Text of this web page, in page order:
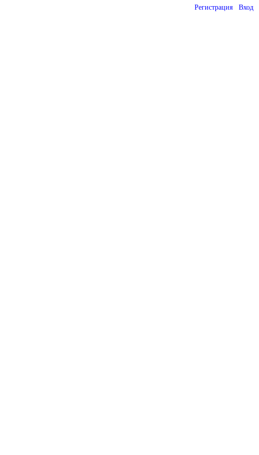
Регистрация Вход